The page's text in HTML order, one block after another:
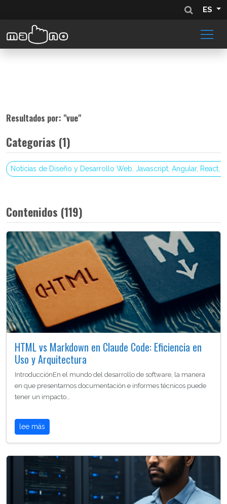
ES
Resultados por: "vue"
Categorias (1)
Noticias de Diseño y Desarrollo Web, Javascript, Angular, React,
Contenidos (119)
HTML vs Markdown en Claude Code: Eficiencia en
Uso y Arquitectura
IntroducciónEn el mundo del desarrollo de software, la manera
en que presentamos documentación e informes técnicos puede
tener un impacto…
lee más